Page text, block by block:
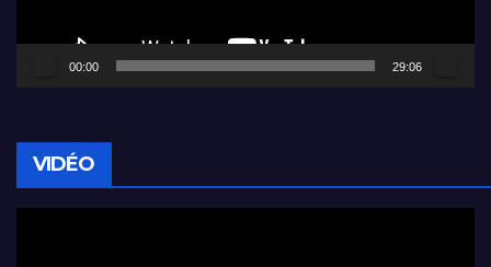
00:00 29:06
VIDÉO